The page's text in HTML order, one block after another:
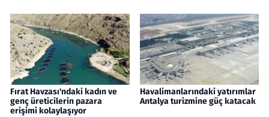
Fırat Havzası'ndaki kadın ve
genç üreticilerin pazara
erişimi kolaylaşıyor
Havalimanlarındaki yatırımlar
Antalya turizmine güç katacak